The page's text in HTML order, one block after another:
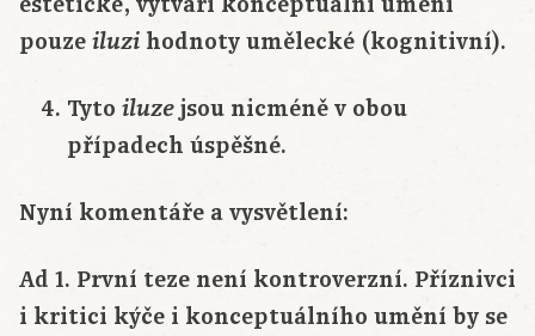
pouze iluzi hodnoty umělecké (kognitivní).
Tyto iluze jsou nicméně v obou
případech úspěšné.
Nyní komentáře a vysvětlení:
Ad 1. První teze není kontroverzní. Příznivci
i kritici kýče i konceptuálního umění by se